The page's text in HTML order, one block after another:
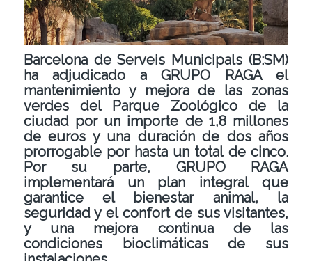
Barcelona de Serveis Municipals (B:SM)
ha adjudicado a GRUPO RAGA el
mantenimiento y mejora de las zonas
verdes del Parque Zoológico de la
ciudad por un importe de 1,8 millones
de euros y una duración de dos años
prorrogable por hasta un total de cinco.
Por su parte, GRUPO RAGA
implementará un plan integral que
garantice el bienestar animal, la
seguridad y el confort de sus visitantes,
y una mejora continua de las
condiciones bioclimáticas de sus